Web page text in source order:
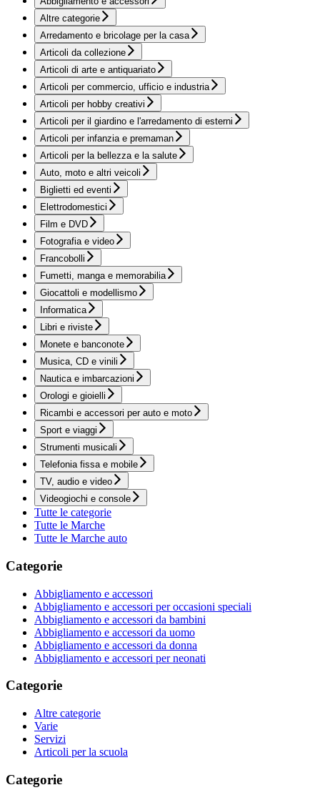
Altre categorie
Arredamento e bricolage per la casa
Articoli da collezione
Articoli di arte e antiquariato
Articoli per commercio, ufficio e industria
Articoli per hobby creativi
Articoli per il giardino e l'arredamento di esterni
Articoli per infanzia e premaman
Articoli per la bellezza e la salute
Auto, moto e altri veicoli
Biglietti ed eventi
Elettrodomestici
Film e DVD
Fotografia e video
Francobolli
Fumetti, manga e memorabilia
Giocattoli e modellismo
Informatica
Libri e riviste
Monete e banconote
Musica, CD e vinili
Nautica e imbarcazioni
Orologi e gioielli
Ricambi e accessori per auto e moto
Sport e viaggi
Strumenti musicali
Telefonia fissa e mobile
TV, audio e video
Videogiochi e console
Tutte le categorie
Tutte le Marche
Tutte le Marche auto
Categorie
Abbigliamento e accessori
Abbigliamento e accessori per occasioni speciali
Abbigliamento e accessori da bambini
Abbigliamento e accessori da uomo
Abbigliamento e accessori da donna
Abbigliamento e accessori per neonati
Categorie
Altre categorie
Varie
Servizi
Articoli per la scuola
Categorie